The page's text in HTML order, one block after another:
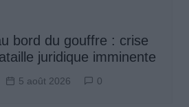
bord du gouffre : crise
juridique imminente
5 août 2026 0